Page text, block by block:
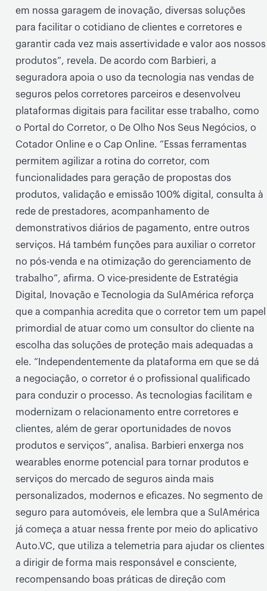
em nossa garagem de inovação, diversas soluções
para facilitar o cotidiano de clientes e corretores e
garantir cada vez mais assertividade e valor aos nossos
produtos”, revela. De acordo com Barbieri, a
seguradora apoia o uso da tecnologia nas vendas de
seguros pelos corretores parceiros e desenvolveu
plataformas digitais para facilitar esse trabalho, como
o Portal do Corretor, o De Olho Nos Seus Negócios, o
Cotador Online e o Cap Online. “Essas ferramentas
permitem agilizar a rotina do corretor, com
funcionalidades para geração de propostas dos
produtos, validação e emissão 100% digital, consulta à
rede de prestadores, acompanhamento de
demonstrativos diários de pagamento, entre outros
serviços. Há também funções para auxiliar o corretor
no pós-venda e na otimização do gerenciamento de
trabalho”, afirma. O vice-presidente de Estratégia
Digital, Inovação e Tecnologia da SulAmérica reforça
que a companhia acredita que o corretor tem um papel
primordial de atuar como um consultor do cliente na
escolha das soluções de proteção mais adequadas a
ele. “Independentemente da plataforma em que se dá
a negociação, o corretor é o profissional qualificado
para conduzir o processo. As tecnologias facilitam e
modernizam o relacionamento entre corretores e
clientes, além de gerar oportunidades de novos
produtos e serviços”, analisa. Barbieri enxerga nos
wearables enorme potencial para tornar produtos e
serviços do mercado de seguros ainda mais
personalizados, modernos e eficazes. No segmento de
seguro para automóveis, ele lembra que a SulAmérica
já começa a atuar nessa frente por meio do aplicativo
Auto.VC, que utiliza a telemetria para ajudar os clientes
a dirigir de forma mais responsável e consciente,
recompensando boas práticas de direção com